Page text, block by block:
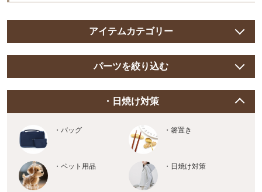
アイテムカテゴリー
パーツを絞り込む
・日焼け対策
・バッグ ・箸置き
・ペット用品 ・日焼け対策